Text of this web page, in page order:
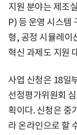
지원 분야는 제조
P) 등 운영 시스템
형, 공정 시뮬레이
혁신 과제도 지원
사업 신청은 18일
선정평가위원회
획이다. 신청은 중
라 온라인으로 할